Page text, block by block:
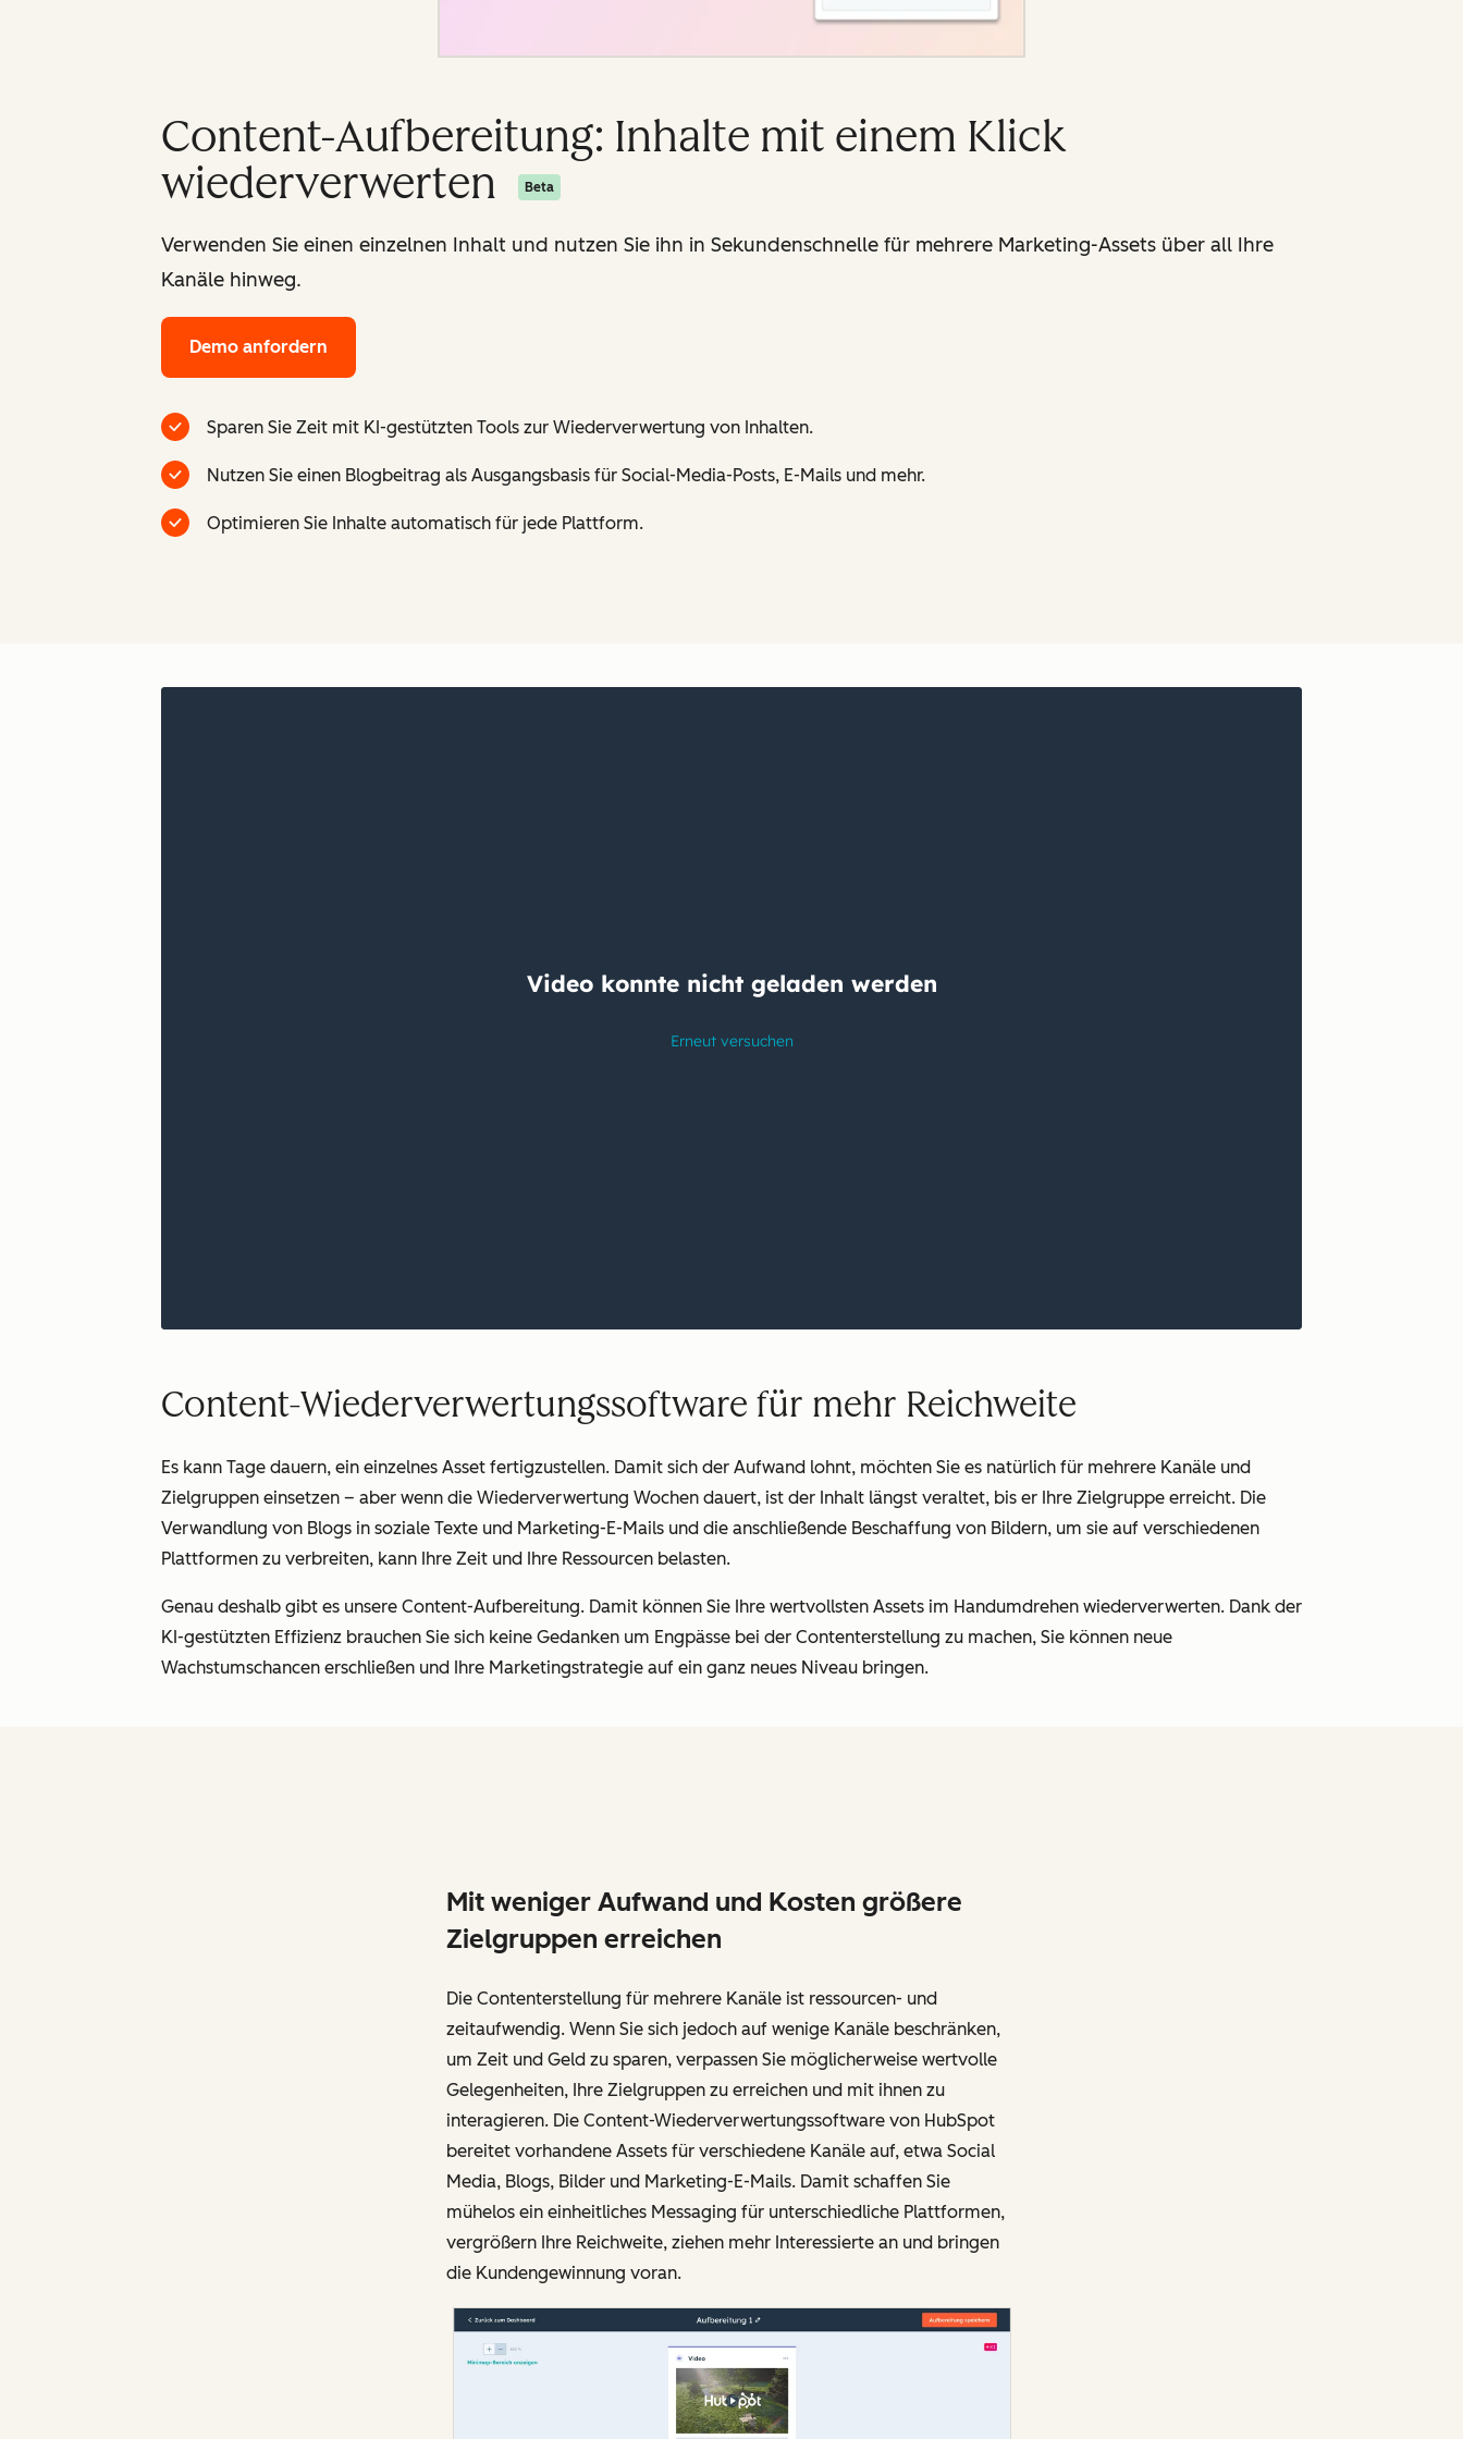
Content-Aufbereitung: Inhalte mit einem Klick
wiederverwerten
Beta
Verwenden Sie einen einzelnen Inhalt und nutzen Sie ihn in Sekundenschnelle für mehrere Marketing-Assets über all Ihre
Kanäle hinweg.
Demo anfordern
Sparen Sie Zeit mit KI-gestützten Tools zur Wiederverwertung von Inhalten.
Nutzen Sie einen Blogbeitrag als Ausgangsbasis für Social-Media-Posts, E-Mails und mehr.
Optimieren Sie Inhalte automatisch für jede Plattform.
Content-Wiederverwertungssoftware für mehr Reichweite
Es kann Tage dauern, ein einzelnes Asset fertigzustellen. Damit sich der Aufwand lohnt, möchten Sie es natürlich für mehrere Kanäle und
Zielgruppen einsetzen – aber wenn die Wiederverwertung Wochen dauert, ist der Inhalt längst veraltet, bis er Ihre Zielgruppe erreicht. Die
Verwandlung von Blogs in soziale Texte und Marketing-E-Mails und die anschließende Beschaffung von Bildern, um sie auf verschiedenen
Plattformen zu verbreiten, kann Ihre Zeit und Ihre Ressourcen belasten.
Genau deshalb gibt es unsere Content-Aufbereitung. Damit können Sie Ihre wertvollsten Assets im Handumdrehen wiederverwerten. Dank der
KI-gestützten Effizienz brauchen Sie sich keine Gedanken um Engpässe bei der Contenterstellung zu machen, Sie können neue
Wachstumschancen erschließen und Ihre Marketingstrategie auf ein ganz neues Niveau bringen.
Mit weniger Aufwand und Kosten größere
Zielgruppen erreichen
Die Contenterstellung für mehrere Kanäle ist ressourcen- und
zeitaufwendig. Wenn Sie sich jedoch auf wenige Kanäle beschränken,
um Zeit und Geld zu sparen, verpassen Sie möglicherweise wertvolle
Gelegenheiten, Ihre Zielgruppen zu erreichen und mit ihnen zu
interagieren. Die Content-Wiederverwertungssoftware von HubSpot
bereitet vorhandene Assets für verschiedene Kanäle auf, etwa Social
Media, Blogs, Bilder und Marketing-E-Mails. Damit schaffen Sie
mühelos ein einheitliches Messaging für unterschiedliche Plattformen,
vergrößern Ihre Reichweite, ziehen mehr Interessierte an und bringen
die Kundengewinnung voran.